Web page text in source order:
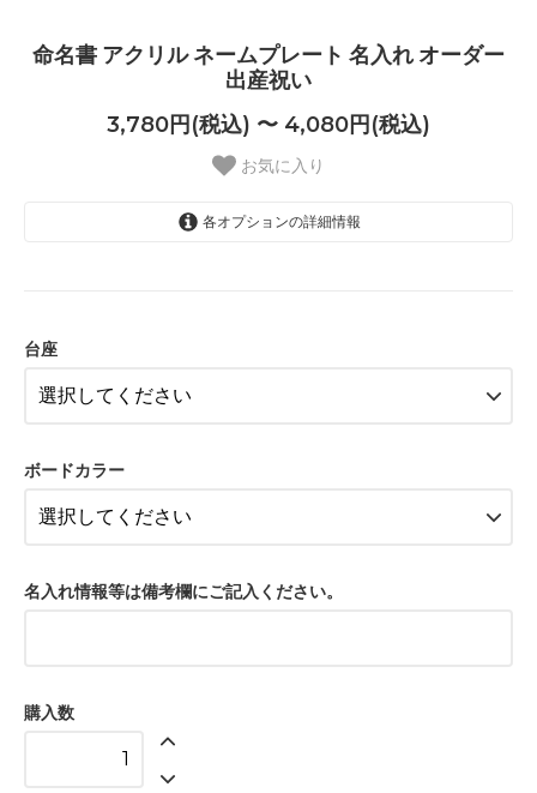
命名書 アクリル ネームプレート 名入れ オーダー
出産祝い
3,780円(税込) 〜 4,080円(税込)
お気に入り
各オプションの詳細情報
台座
ボードカラー
名入れ情報等は備考欄にご記入ください。
購入数